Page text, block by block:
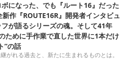
になった、でも『ルート16』だった
作『ROUTE16R』開発者インタビュ
が語るシリーズの魂。そして41年
ために手作業で直した世界に1本だけ
”の話
がれる過去と、新たに生まれるものとは。